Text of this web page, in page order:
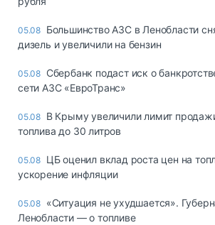
05.08 Большинство АЗС в Ленобласти
дизель и увеличили на бензин
05.08 Сбербанк подаст иск о
сети АЗС «ЕвроТранс»
05.08 В Крыму увеличили лимит
топлива до 30 литров
05.08 ЦБ оценил вклад роста цен на
ускорение инфляции
05.08 «Ситуация не ухудшается».
Ленобласти — о топливе